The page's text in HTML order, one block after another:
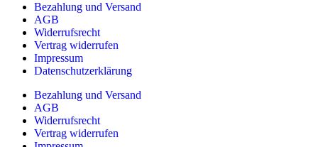
Bezahlung und Versand
AGB
Widerrufsrecht
Vertrag widerrufen
Impressum
Datenschutzerklärung
Bezahlung und Versand
AGB
Widerrufsrecht
Vertrag widerrufen